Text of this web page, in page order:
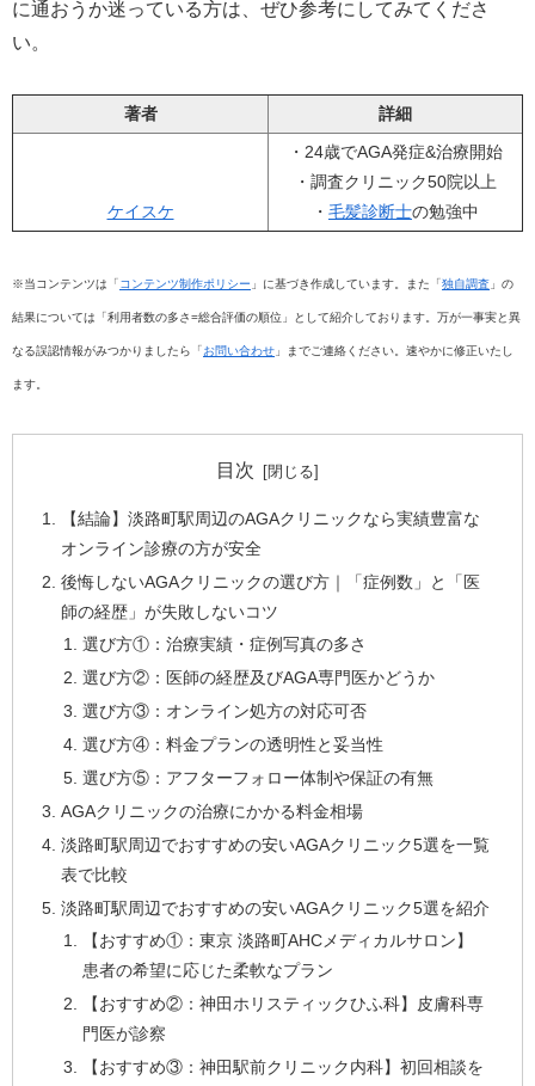
に通おうか迷っている方は、ぜひ参考にしてみてくださ
い。
著者 詳細
ケイスケ
・24歳でAGA発症&治療開始
・調査クリニック50院以上
・ 毛髪診断士の勉強中
※当コンテンツは「 コンテンツ制作ポリシー 」に基づき作成しています。また「 独自調査 」の
結果については「利用者数の多さ=総合評価の順位」として紹介しております。万が一事実と異
なる誤認情報がみつかりましたら「 お問い合わせ 」までご連絡ください。速やかに修正いたし
ます。
目次
【結論】淡路町駅周辺のAGAクリニックなら実績豊富な
オンライン診療の方が安全
後悔しないAGAクリニックの選び方｜「症例数」と「医
師の経歴」が失敗しないコツ
選び方①：治療実績・症例写真の多さ
選び方②：医師の経歴及びAGA専門医かどうか
選び方③：オンライン処方の対応可否
選び方④：料金プランの透明性と妥当性
選び方⑤：アフターフォロー体制や保証の有無
AGAクリニックの治療にかかる料金相場
淡路町駅周辺でおすすめの安いAGAクリニック5選を一覧
表で比較
淡路町駅周辺でおすすめの安いAGAクリニック5選を紹介
【おすすめ①：東京 淡路町AHCメディカルサロン】
患者の希望に応じた柔軟なプラン
【おすすめ②：神田ホリスティックひふ科】皮膚科専
門医が診察
【おすすめ③：神田駅前クリニック内科】初回相談を